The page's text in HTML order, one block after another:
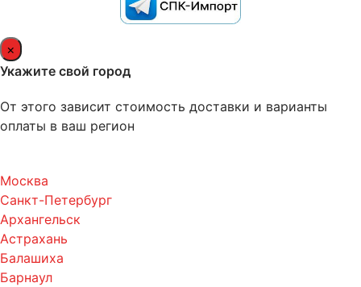
×
Укажите свой город
От этого зависит стоимость доставки и варианты
оплаты в ваш регион
Москва
Санкт-Петербург
Архангельск
Астрахань
Балашиха
Барнаул